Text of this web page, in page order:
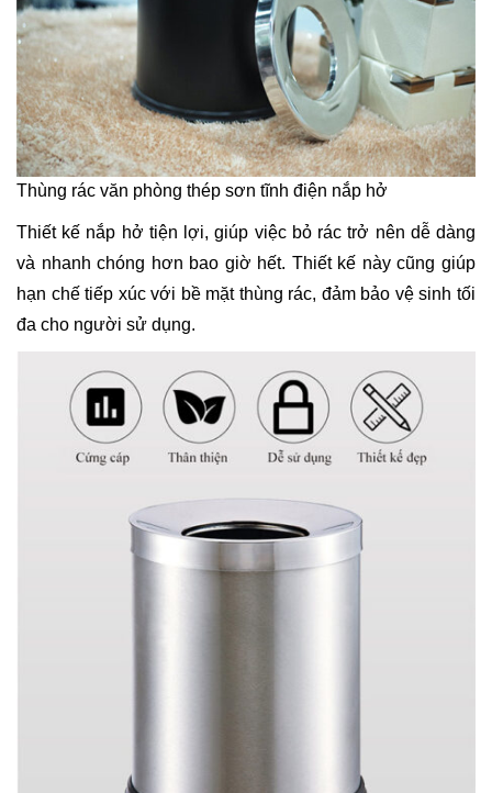
Thùng rác văn phòng thép sơn tĩnh điện nắp hở
Thiết kế nắp hở tiện lợi, giúp việc bỏ rác trở nên dễ dàng
và nhanh chóng hơn bao giờ hết. Thiết kế này cũng giúp
hạn chế tiếp xúc với bề mặt thùng rác, đảm bảo vệ sinh tối
đa cho người sử dụng.